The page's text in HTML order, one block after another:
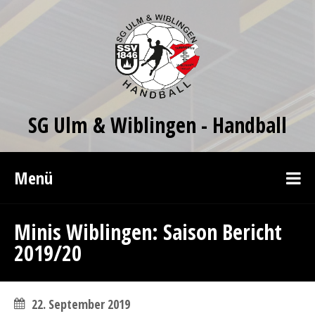
SG Ulm & Wiblingen - Handball
Menü
Minis Wiblingen: Saison Bericht
2019/20
22. September 2019